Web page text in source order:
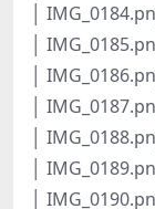
│
│
│
│
│
│
│